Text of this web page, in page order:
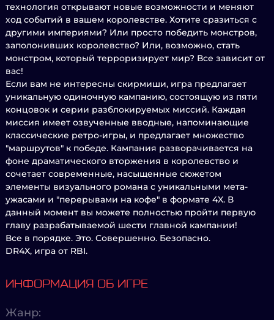
технология открывают новые возможности и меняют
ход событий в вашем королевстве. Хотите сразиться с
другими империями? Или просто победить монстров,
заполонивших королевство? Или, возможно, стать
монстром, который терроризирует мир? Все зависит от
вас!
Если вам не интересны скирмиши, игра предлагает
уникальную одиночную кампанию, состоящую из пяти
концовок и серии разблокируемых миссий. Каждая
миссия имеет озвученные вводные, напоминающие
классические ретро-игры, и предлагает множество
"маршрутов" к победе. Кампания разворачивается на
фоне драматического вторжения в королевство и
сочетает современные, насыщенные сюжетом
элементы визуального романа с уникальными мета-
ужасами и "перерывами на кофе" в формате 4X. В
данный момент вы можете полностью пройти первую
главу разрабатываемой шести главной кампании!
Все в порядке. Это. Совершенно. Безопасно.
DR4X, игра от RBI.
ИНФОРМАЦИЯ ОБ ИГРЕ
Жанр: